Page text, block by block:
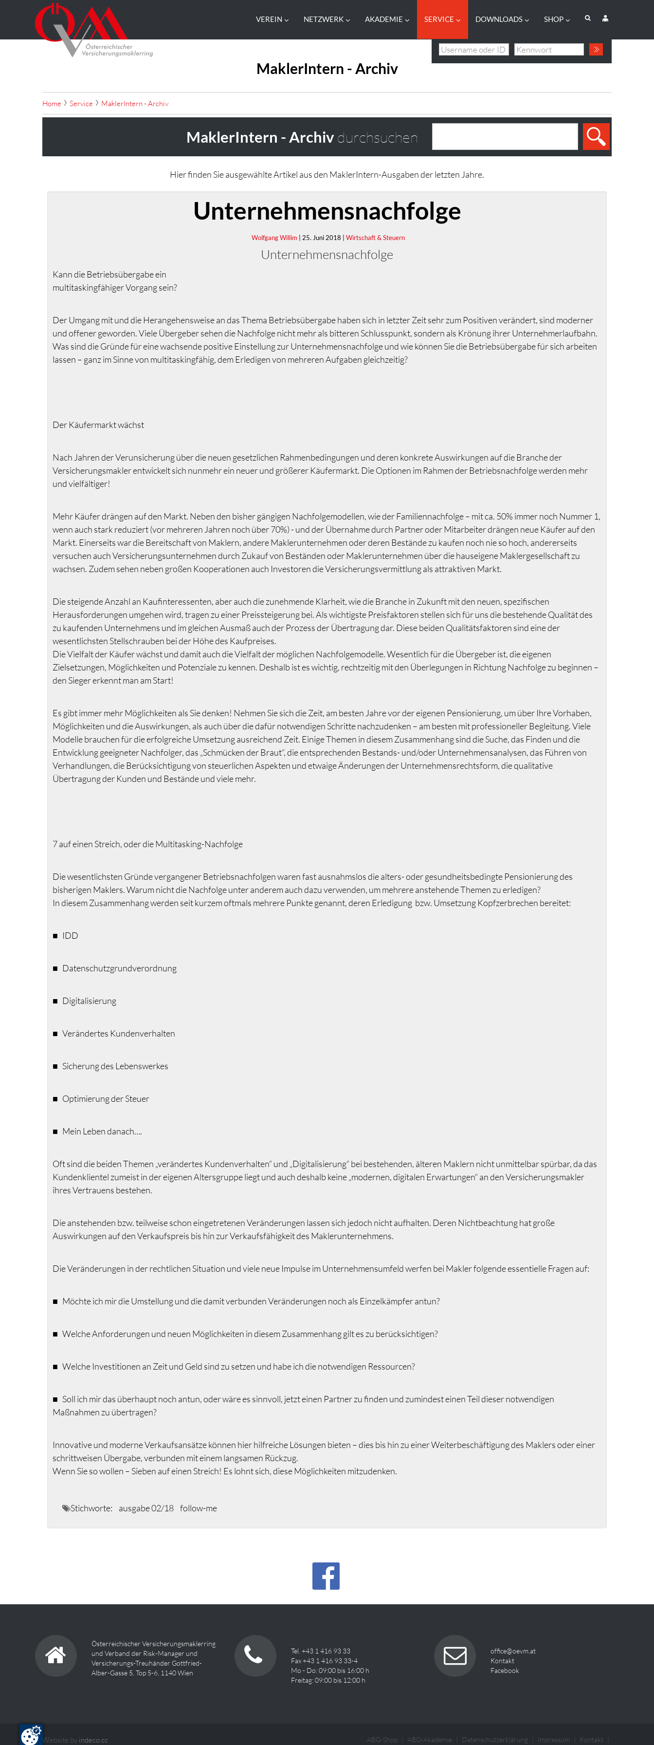
VEREIN NETZWERK AKADEMIE SERVICE DOWNLOADS SHOP
MaklerIntern - Archiv
Home Service MaklerIntern - Archiv
MaklerIntern - Archivdurchsuchen
Hier finden Sie ausgewählte Artikel aus den MaklerIntern-Ausgaben der letzten Jahre.
Unternehmensnachfolge
Wolfgang Willim | 25. Juni 2018 | Wirtschaft & Steuern
Unternehmensnachfolge
Kann die Betriebsübergabe ein
multitaskingfähiger Vorgang sein?
Der Umgang mit und die Herangehensweise an das Thema Betriebsübergabe haben sich in letzter Zeit sehr zum Positiven verändert, sind moderner
und offener geworden. Viele Übergeber sehen die Nachfolge nicht mehr als bitteren Schlusspunkt, sondern als Krönung ihrer Unternehmerlaufbahn.
Was sind die Gründe für eine wachsende positive Einstellung zur Unternehmensnachfolge und wie können Sie die Betriebsübergabe für sich arbeiten
lassen – ganz im Sinne von multitaskingfähig, dem Erledigen von mehreren Aufgaben gleichzeitig?
Der Käufermarkt wächst
Nach Jahren der Verunsicherung über die neuen gesetzlichen Rahmenbedingungen und deren konkrete Auswirkungen auf die Branche der
Versicherungsmakler entwickelt sich nunmehr ein neuer und größerer Käufermarkt. Die Optionen im Rahmen der Betriebsnachfolge werden mehr
und vielfältiger!
Mehr Käufer drängen auf den Markt. Neben den bisher gängigen Nachfolgemodellen, wie der Familiennachfolge – mit ca. 50% immer noch Nummer 1,
wenn auch stark reduziert (vor mehreren Jahren noch über 70%) - und der Übernahme durch Partner oder Mitarbeiter drängen neue Käufer auf den
Markt. Einerseits war die Bereitschaft von Maklern, andere Maklerunternehmen oder deren Bestände zu kaufen noch nie so hoch, andererseits
versuchen auch Versicherungsunternehmen durch Zukauf von Beständen oder Maklerunternehmen über die hauseigene Maklergesellschaft zu
wachsen. Zudem sehen neben großen Kooperationen auch Investoren die Versicherungsvermittlung als attraktiven Markt.
Die steigende Anzahl an Kaufinteressenten, aber auch die zunehmende Klarheit, wie die Branche in Zukunft mit den neuen, spezifischen
Herausforderungen umgehen wird, tragen zu einer Preissteigerung bei. Als wichtigste Preisfaktoren stellen sich für uns die bestehende Qualität des
zu kaufenden Unternehmens und im gleichen Ausmaß auch der Prozess der Übertragung dar. Diese beiden Qualitätsfaktoren sind eine der
wesentlichsten Stellschrauben bei der Höhe des Kaufpreises.
Die Vielfalt der Käufer wächst und damit auch die Vielfalt der möglichen Nachfolgemodelle. Wesentlich für die Übergeber ist, die eigenen
Zielsetzungen, Möglichkeiten und Potenziale zu kennen. Deshalb ist es wichtig, rechtzeitig mit den Überlegungen in Richtung Nachfolge zu beginnen –
den Sieger erkennt man am Start!
Es gibt immer mehr Möglichkeiten als Sie denken! Nehmen Sie sich die Zeit, am besten Jahre vor der eigenen Pensionierung, um über Ihre Vorhaben,
Möglichkeiten und die Auswirkungen, als auch über die dafür notwendigen Schritte nachzudenken – am besten mit professioneller Begleitung. Viele
Modelle brauchen für die erfolgreiche Umsetzung ausreichend Zeit. Einige Themen in diesem Zusammenhang sind die Suche, das Finden und die
Entwicklung geeigneter Nachfolger, das „Schmücken der Braut“, die entsprechenden Bestands- und/oder Unternehmensanalysen, das Führen von
Verhandlungen, die Berücksichtigung von steuerlichen Aspekten und etwaige Änderungen der Unternehmensrechtsform, die qualitative
Übertragung der Kunden und Bestände und viele mehr.
7 auf einen Streich, oder die Multitasking-Nachfolge
Die wesentlichsten Gründe vergangener Betriebsnachfolgen waren fast ausnahmslos die alters- oder gesundheitsbedingte Pensionierung des
bisherigen Maklers. Warum nicht die Nachfolge unter anderem auch dazu verwenden, um mehrere anstehende Themen zu erledigen?
In diesem Zusammenhang werden seit kurzem oftmals mehrere Punkte genannt, deren Erledigung bzw. Umsetzung Kopfzerbrechen bereitet:
■ IDD
■ Datenschutzgrundverordnung
■ Digitalisierung
■ Verändertes Kundenverhalten
■ Sicherung des Lebenswerkes
■ Optimierung der Steuer
■ Mein Leben danach….
Oft sind die beiden Themen „verändertes Kundenverhalten“ und „Digitalisierung“ bei bestehenden, älteren Maklern nicht unmittelbar spürbar, da das
Kundenklientel zumeist in der eigenen Altersgruppe liegt und auch deshalb keine „modernen, digitalen Erwartungen“ an den Versicherungsmakler
ihres Vertrauens bestehen.
Die anstehenden bzw. teilweise schon eingetretenen Veränderungen lassen sich jedoch nicht aufhalten. Deren Nichtbeachtung hat große
Auswirkungen auf den Verkaufspreis bis hin zur Verkaufsfähigkeit des Maklerunternehmens.
Die Veränderungen in der rechtlichen Situation und viele neue Impulse im Unternehmensumfeld werfen bei Makler folgende essentielle Fragen auf:
■ Möchte ich mir die Umstellung und die damit verbunden Veränderungen noch als Einzelkämpfer antun?
■ Welche Anforderungen und neuen Möglichkeiten in diesem Zusammenhang gilt es zu berücksichtigen?
■ Welche Investitionen an Zeit und Geld sind zu setzen und habe ich die notwendigen Ressourcen?
■ Soll ich mir das überhaupt noch antun, oder wäre es sinnvoll, jetzt einen Partner zu finden und zumindest einen Teil dieser notwendigen
Maßnahmen zu übertragen?
Innovative und moderne Verkaufsansätze können hier hilfreiche Lösungen bieten – dies bis hin zu einer Weiterbeschäftigung des Maklers oder einer
schrittweisen Übergabe, verbunden mit einem langsamen Rückzug.
Wenn Sie so wollen – Sieben auf einen Streich! Es lohnt sich, diese Möglichkeiten mitzudenken.
Stichworte: ausgabe 02/18 follow-me
Österreichischer Versicherungsmaklerring
und Verband der Risk-Manager und
Versicherungs-Treuhänder Gottfried-
Alber-Gasse 5, Top 5-6, 1140 Wien
Tel. +43 1 416 93 33
Fax +43 1 416 93 33-4
Mo - Do: 09:00 bis 16:00 h
Freitag: 09:00 bis 12:00 h
office@oevm.at
Kontakt
Facebook
Website by indeco.cc ABG-Shop ABG-Akademie Datenschutzerklärung Impressum Kontakt